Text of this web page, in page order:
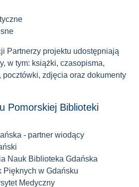
Partnerzy projektu udostępniają
w tym: książki, czasopisma,
pocztówki, zdjęcia oraz dokumenty
Pomorskiej Biblioteki
- partner wiodący
Nauk Biblioteka Gdańska
Pięknych w Gdańsku
Medyczny